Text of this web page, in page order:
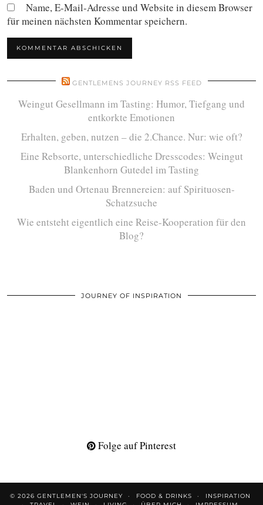
Name, E-Mail-Adresse und Website in diesem Browser
für meinen nächsten Kommentar speichern.
GENTLEMENS JOURNEY RSS FEED
Weingut Gesellmann im Tasting: Humor, Tiefgang und
entkorkte Emotionen
Erhalten, geben, nutzen – die 2.Chance. Nur: wie oft?
Eine Rebsorte, unterschiedliche Dresscodes: Weingut
Blankenhorn Gutedel im Tasting
Baden und Ortenau Brennereien: auf Spirituosen-
Schatzsuche
Wie entsteht eigentlich eine Reise-Kooperation für den
Blog?
JOURNEY OF INSPIRATION
Folge auf Pinterest
© 2026 GENTLEMEN'S JOURNEY FOOD & DRINKS
INSPIRATION